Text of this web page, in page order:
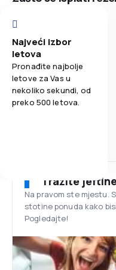
Najveći izbor
letova
Pronađite najbolje
letove za Vas u
nekoliko sekundi, od
preko 500 letova.
Tražite
Na pravom ste mjestu.
stotine ponuda kako
Pogledajte!